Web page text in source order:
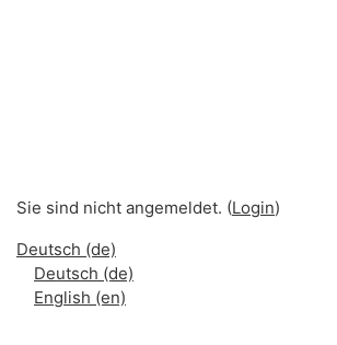
Sie sind nicht angemeldet. (Login)
Deutsch ‎(de)‎
Deutsch ‎(de)‎
English ‎(en)‎